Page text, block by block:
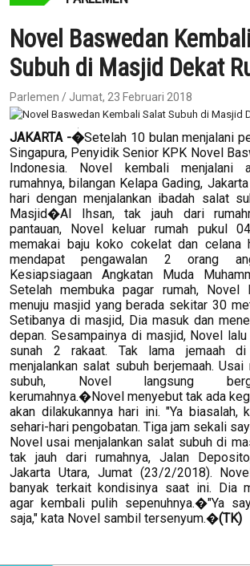
Novel Baswedan
Subuh di Masjid Dekat
Parlemen / Jumat, 23 Februari 2018
JAKARTA -�Setelah 10 bulan menjalani
Singapura, Penyidik Senior KPK Novel
Indonesia. Novel kembali
rumahnya, bilangan Kelapa Gading,
hari dengan menjalankan ibadah salat
Masjid�Al Ihsan, tak jauh dari
pantauan, Novel keluar rumah pukul
memakai baju koko cokelat dan celana
mendapat pengawalan 2 orang
Kesiapsiagaan Angkatan Muda
Setelah membuka pagar rumah, Novel
menuju masjid yang berada sekitar 30
Setibanya di masjid, Dia masuk dan
depan. Sesampainya di masjid, Novel
sunah 2 rakaat. Tak lama jemaah
menjalankan salat subuh berjemaah. Usai
subuh, Novel langsung
kerumahnya.�Novel menyebut tak ada
akan dilakukannya hari ini. "Ya biasalah,
sehari-hari pengobatan. Tiga jam sekali
Novel usai menjalankan salat subuh di
tak jauh dari rumahnya, Jalan
Jakarta Utara, Jumat (23/2/2018).
banyak terkait kondisinya saat ini. Dia
agar kembali pulih sepenuhnya.�"Ya
saja," kata Novel sambil tersenyum.�(TK)